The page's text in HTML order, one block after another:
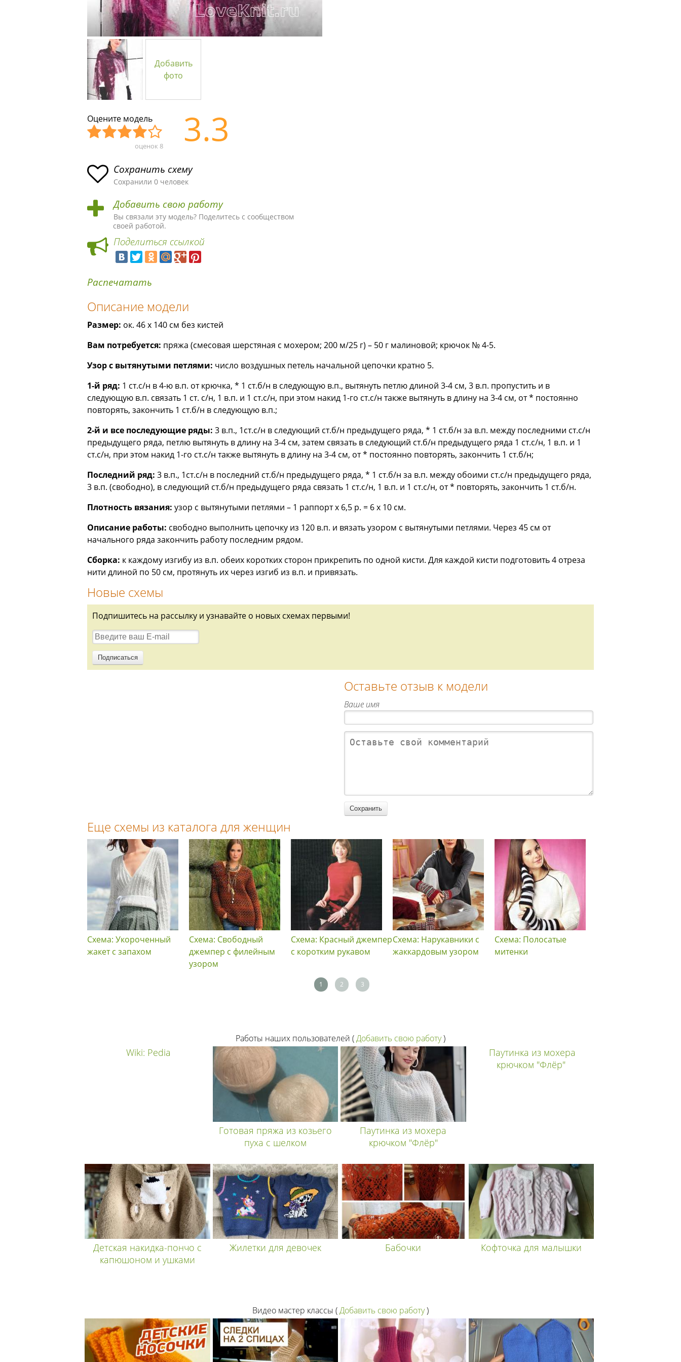
Добавить
фото
Оцените модель
асн
ая
ма
пло
хая
ма
ыч
ная
ма
Хор
ая
ма
Отл
ая
ма!
оценок 8 3.3
Сохранить схему
Сохранили 0 человек
Добавить свою работу
Вы связали эту модель? Поделитесь с сообществом
своей работой.
Поделиться ссылкой
Распечатать
Описание модели
Размер: ок. 46 х 140 см без кистей
Вам потребуется: пряжа (смесовая шерстяная с мохером; 200 м/25 г) – 50 г малиновой; крючок № 4-5.
Узор с вытянутыми петлями: число воздушных петель начальной цепочки кратно 5.
1-й ряд: 1 ст.с/н в 4-ю в.п. от крючка, * 1 ст.б/н в следующую в.п., вытянуть петлю длиной 3-4 см, 3 в.п. пропустить и в
следующую в.п. связать 1 ст. с/н, 1 в.п. и 1 ст.с/н, при этом накид 1-го ст.с/н также вытянуть в длину на 3-4 см, от * постоянно
повторять, закончить 1 ст.б/н в следующую в.п.;
2-й и все последующие ряды: 3 в.п., 1ст.с/н в следующий ст.б/н предыдущего ряда, * 1 ст.б/н за в.п. между последними ст.с/н
предыдущего ряда, петлю вытянуть в длину на 3-4 см, затем связать в следующий ст.б/н предыдущего ряда 1 ст.с/н, 1 в.п. и 1
ст.с/н, при этом накид 1-го ст.с/н также вытянуть в длину на 3-4 см, от * постоянно повторять, закончить 1 ст.б/н;
Последний ряд: 3 в.п., 1ст.с/н в последний ст.б/н предыдущего ряда, * 1 ст.б/н за в.п. между обоими ст.с/н предыдущего ряда,
3 в.п. (свободно), в следующий ст.б/н предыдущего ряда связать 1 ст.с/н, 1 в.п. и 1 ст.с/н, от * повторять, закончить 1 ст.б/н.
Плотность вязания: узор с вытянутыми петлями – 1 раппорт х 6,5 р. = 6 х 10 см.
Описание работы: свободно выполнить цепочку из 120 в.п. и вязать узором с вытянутыми петлями. Через 45 см от
начального ряда закончить работу последним рядом.
Сборка: к каждому изгибу из в.п. обеих коротких сторон прикрепить по одной кисти. Для каждой кисти подготовить 4 отреза
нити длиной по 50 см, протянуть их через изгиб из в.п. и привязать.
Новые схемы
Подпишитесь на рассылку и узнавайте о новых схемах первыми!
Оставьте отзыв к модели
Ваше имя
Еще схемы из каталога для женщин
Схема: Укороченный
жакет с запахом
Схема: Свободный
джемпер с филейным
узором
Схема: Красный джемпер
с коротким рукавом
Схема: Нарукавники с
жаккардовым узором
Схема: Полосатые
митенки
1 2 3
Работы наших пользователей (Добавить свою работу)
Wiki: Pedia
Готовая пряжа из козьего
пуха с шелком
Паутинка из мохера
крючком "Флёр"
Паутинка из мохера
крючком "Флёр"
Детская накидка-пончо с
капюшоном и ушками
Жилетки для девочек Бабочки Кофточка для малышки
Видео мастер классы (Добавить свою работу)